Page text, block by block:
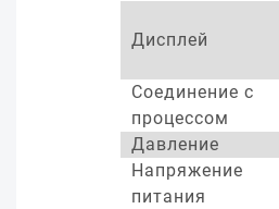
Дисплей
Соединение с
процессом
Давление
Напряжение
питания